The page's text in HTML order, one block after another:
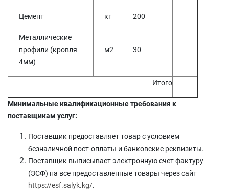
Цемент кг 200
Металлические
профили (кровля
4мм)
м2 30
Итого
Минимальные квалификационные требования к
поставщикам услуг:
Поставщик предоставляет товар с условием
безналичной пост-оплаты и банковские реквизиты.
Поставщик выписывает электронную счет фактуру
(ЭСФ) на все предоставленные товары через сайт
https://esf.salyk.kg/.